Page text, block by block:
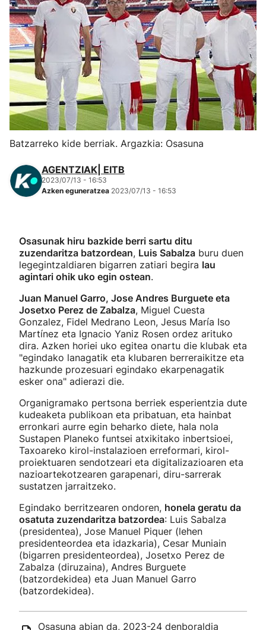
Herri-kirolak
Eskubaloia
Kirolak 360
Atletismoa
Mendi-lasterketak
Kirol gehiago
Batzarreko kide berriak. Argazkia: Osasuna
AGENTZIAK| EITB
2023/07/13 - 16:53
Azken eguneratzea 2023/07/13 - 16:53
Osasunak hiru bazkide berri sartu ditu
zuzendaritza batzordean, Luis Sabalza buru duen
legegintzaldiaren bigarren zatiari begira lau
agintari ohik uko egin ostean.
Juan Manuel Garro, Jose Andres Burguete eta
Josetxo Perez de Zabalza, Miguel Cuesta
Gonzalez, Fidel Medrano Leon, Jesus María Iso
Martínez eta Ignacio Yaniz Rosen ordez arituko
dira. Azken horiei uko egitea onartu die klubak eta
"egindako lanagatik eta klubaren berreraikitze eta
hazkunde prozesuari egindako ekarpenagatik
esker ona" adierazi die.
Organigramako pertsona berriek esperientzia dute
kudeaketa publikoan eta pribatuan, eta hainbat
erronkari aurre egin beharko diete, hala nola
Sustapen Planeko funtsei atxikitako inbertsioei,
Taxoareko kirol-instalazioen erreformari, kirol-
proiektuaren sendotzeari eta digitalizazioaren eta
nazioartekotzearen garapenari, diru-sarrerak
sustatzen jarraitzeko.
Egindako berritzearen ondoren, honela geratu da
osatuta zuzendaritza batzordea: Luis Sabalza
(presidentea), Jose Manuel Piquer (lehen
presidenteordea eta idazkaria), Cesar Muniain
(bigarren presidenteordea), Josetxo Perez de
Zabalza (diruzaina), Andres Burguete
(batzordekidea) eta Juan Manuel Garro
(batzordekidea).
Osasuna abian da, 2023-24 denboraldia